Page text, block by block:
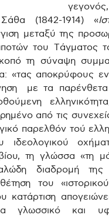
(1842-1914) «
μεταξύ της
του Τάγματος
τη σύναψη
«τας αποκρύφους
με τα
από τις
παρελθόν τού
ιδεολογικού
τη γλώσσα «τη
διαδρομή της
του
κατάρτιση
γλωσσικό και